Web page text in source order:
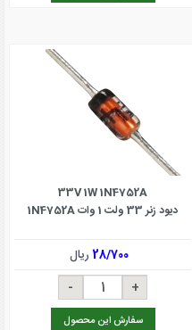
33V 1W 1N4752A
دیود زنر 33 ولت 1 وات 1N4752A
28/700ریال
سفارش این محصول